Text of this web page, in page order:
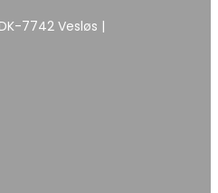
7742 Vesløs |